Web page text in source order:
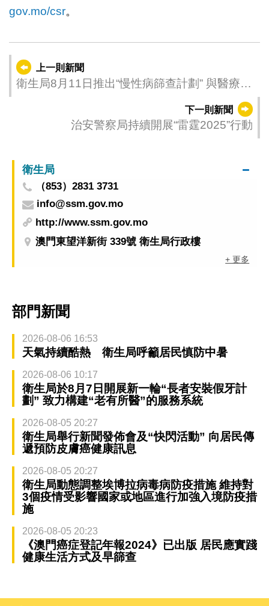
gov.mo/csr。
上一則新聞
衛生局8月11日推出“慢性病篩查計劃” 與醫療業
下一則新聞
治安警察局持續開展“雷霆2025”行動
衛生局
（853）2831 3731
info@ssm.gov.mo
http://www.ssm.gov.mo
澳門東望洋新街 339號 衛生局行政樓
+ 更多
部門新聞
2026-08-06 16:53
天氣持續酷熱 衛生局呼籲居民慎防中暑
2026-08-06 10:17
衛生局於8月7日開展新一輪“長者安裝假牙計
劃” 致力構建“老有所醫”的服務系統
2026-08-05 20:27
衛生局舉行新聞發佈會及“快閃活動” 向居民傳
遞預防皮膚癌健康訊息
2026-08-05 20:27
衛生局動態調整埃博拉病毒病防疫措施 維持對
3個疫情受影響國家或地區進行加強入境防疫措
施
2026-08-05 20:23
《澳門癌症登記年報2024》已出版 居民應實踐
健康生活方式及早篩查